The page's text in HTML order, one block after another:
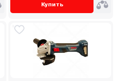
Купить